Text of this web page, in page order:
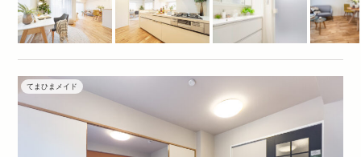
てまひまメイド